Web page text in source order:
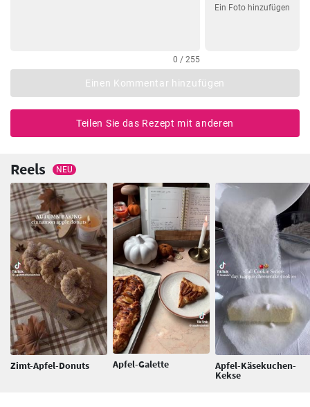
0 / 255
Ein Foto hinzufügen
Einen Kommentar hinzufügen
Teilen Sie das Rezept mit anderen
Reels NEU
Zimt-Apfel-Donuts Apfel-Galette Apfel-Käsekuchen-
Kekse